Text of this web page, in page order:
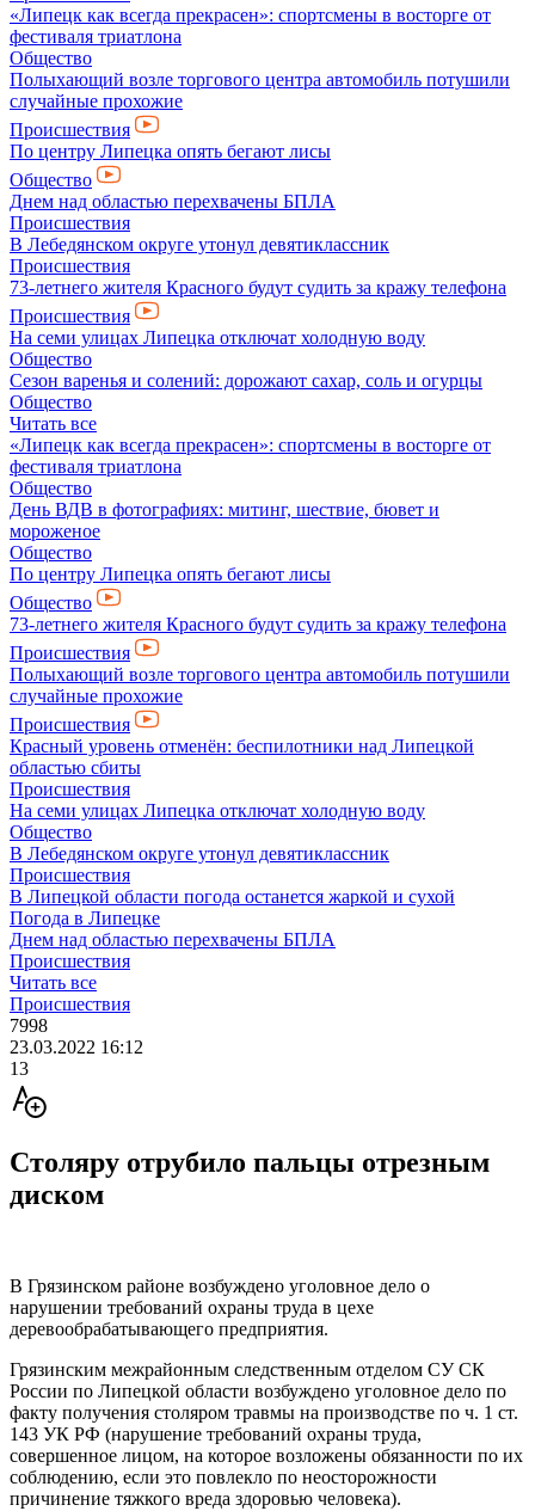
«Липецк как всегда прекрасен»: спортсмены в восторге от
фестиваля триатлона
Общество
Полыхающий возле торгового центра автомобиль потушили
случайные прохожие
Происшествия
По центру Липецка опять бегают лисы
Общество
Днем над областью перехвачены БПЛА
Происшествия
В Лебедянском округе утонул девятиклассник
Происшествия
73-летнего жителя Красного будут судить за кражу телефона
Происшествия
На семи улицах Липецка отключат холодную воду
Общество
Сезон варенья и солений: дорожают сахар, соль и огурцы
Общество
Читать все
«Липецк как всегда прекрасен»: спортсмены в восторге от
фестиваля триатлона
Общество
День ВДВ в фотографиях: митинг, шествие, бювет и
мороженое
Общество
По центру Липецка опять бегают лисы
Общество
73-летнего жителя Красного будут судить за кражу телефона
Происшествия
Полыхающий возле торгового центра автомобиль потушили
случайные прохожие
Происшествия
Красный уровень отменён: беспилотники над Липецкой
областью сбиты
Происшествия
На семи улицах Липецка отключат холодную воду
Общество
В Лебедянском округе утонул девятиклассник
Происшествия
В Липецкой области погода останется жаркой и сухой
Погода в Липецке
Днем над областью перехвачены БПЛА
Происшествия
Читать все
Происшествия
7998
23.03.2022 16:12
13
Столяру отрубило пальцы отрезным
диском
В Грязинском районе возбуждено уголовное дело о
нарушении требований охраны труда в цехе
деревообрабатывающего предприятия.
Грязинским межрайонным следственным отделом СУ СК
России по Липецкой области возбуждено уголовное дело по
факту получения столяром травмы на производстве по ч. 1 ст.
143 УК РФ (нарушение требований охраны труда,
совершенное лицом, на которое возложены обязанности по их
соблюдению, если это повлекло по неосторожности
причинение тяжкого вреда здоровью человека).